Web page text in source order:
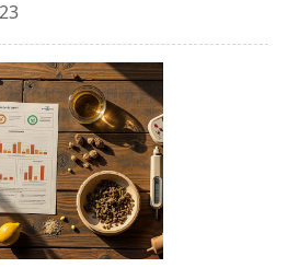
因素，通过健康生活方式可显
研究显示，生活方式干预可抵
族史只是装弹的枪，扣动扳机
自己手中。